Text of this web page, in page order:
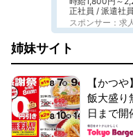
正社員 / 派遣社員
スポンサー：求
姉妹サイト
【かつ
飯大盛り
日まで開